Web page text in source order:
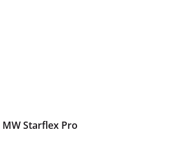
MW Starflex Pro